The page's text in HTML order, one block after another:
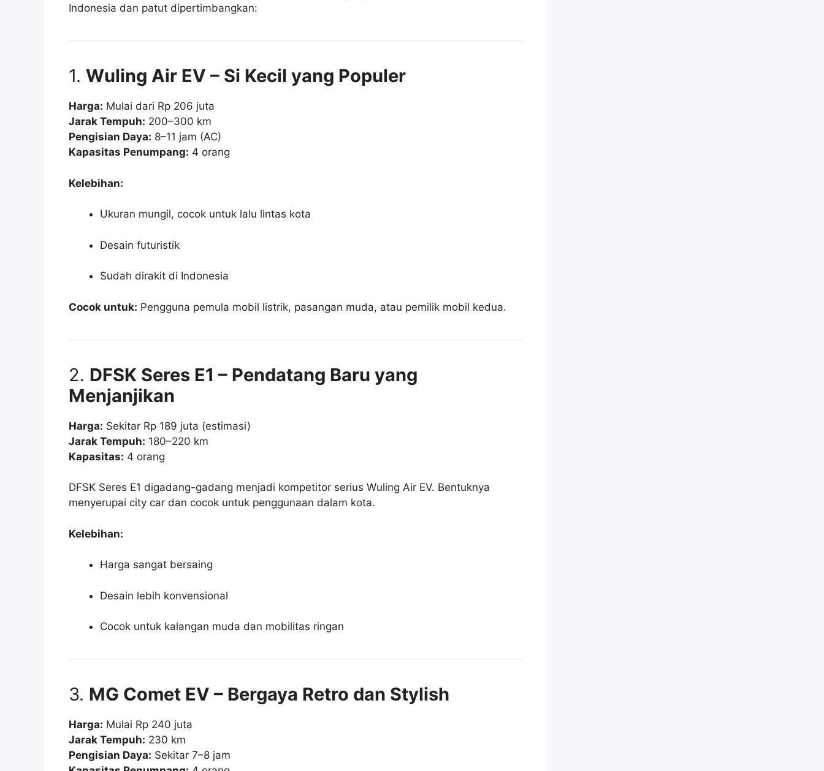
Indonesia dan patut dipertimbangkan:
1. Wuling Air EV – Si Kecil yang Populer
Harga: Mulai dari Rp 206 juta
Jarak Tempuh: 200–300 km
Pengisian Daya: 8–11 jam (AC)
Kapasitas Penumpang: 4 orang
Kelebihan:
Ukuran mungil, cocok untuk lalu lintas kota
Desain futuristik
Sudah dirakit di Indonesia
Cocok untuk: Pengguna pemula mobil listrik, pasangan muda, atau pemilik mobil kedua.
2. DFSK Seres E1 – Pendatang Baru yang
Menjanjikan
Harga: Sekitar Rp 189 juta (estimasi)
Jarak Tempuh: 180–220 km
Kapasitas: 4 orang
DFSK Seres E1 digadang-gadang menjadi kompetitor serius Wuling Air EV. Bentuknya
menyerupai city car dan cocok untuk penggunaan dalam kota.
Kelebihan:
Harga sangat bersaing
Desain lebih konvensional
Cocok untuk kalangan muda dan mobilitas ringan
3. MG Comet EV – Bergaya Retro dan Stylish
Harga: Mulai Rp 240 juta
Jarak Tempuh: 230 km
Pengisian Daya: Sekitar 7–8 jam